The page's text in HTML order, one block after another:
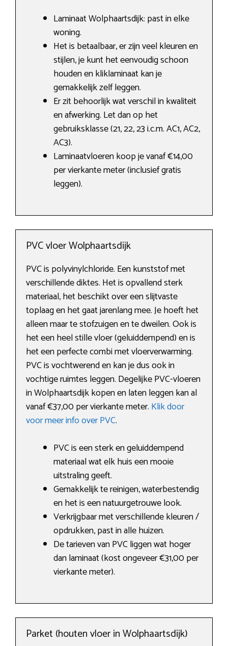
Laminaat Wolphaartsdijk: past in elke
woning.
Het is betaalbaar, er zijn veel kleuren en
stijlen, je kunt het eenvoudig schoon
houden en kliklaminaat kan je
gemakkelijk zelf leggen.
Er zit behoorlijk wat verschil in kwaliteit
en afwerking. Let dan op het
gebruiksklasse (21, 22, 23 i.c.m. AC1, AC2,
AC3).
Laminaatvloeren koop je vanaf €14,00
per vierkante meter (inclusief gratis
leggen).
PVC vloer Wolphaartsdijk
PVC is polyvinylchloride. Een kunststof met
verschillende diktes. Het is opvallend sterk
materiaal, het beschikt over een slijtvaste
toplaag en het gaat jarenlang mee. Je hoeft het
alleen maar te stofzuigen en te dweilen. Ook is
het een heel stille vloer (geluiddempend) en is
het een perfecte combi met vloerverwarming.
PVC is vochtwerend en kan je dus ook in
vochtige ruimtes leggen. Degelijke PVC-vloeren
in Wolphaartsdijk kopen en laten leggen kan al
vanaf €37,00 per vierkante meter. Klik door
voor meer info over PVC.
PVC is een sterk en geluiddempend
materiaal wat elk huis een mooie
uitstraling geeft.
Gemakkelijk te reinigen, waterbestendig
en het is een natuurgetrouwe look.
Verkrijgbaar met verschillende kleuren /
opdrukken, past in alle huizen.
De tarieven van PVC liggen wat hoger
dan laminaat (kost ongeveer €31,00 per
vierkante meter).
Parket (houten vloer in Wolphaartsdijk)